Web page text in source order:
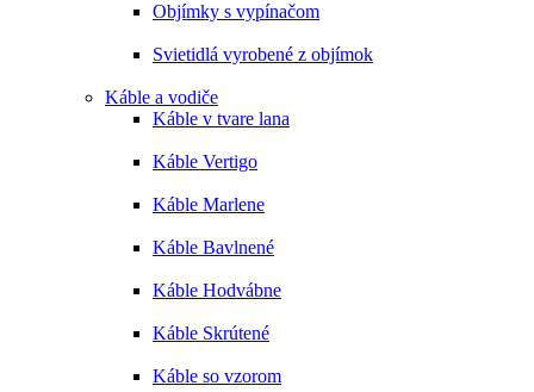
Objímky s vypínačom
Svietidlá vyrobené z objímok
Káble a vodiče
Káble v tvare lana
Káble Vertigo
Káble Marlene
Káble Bavlnené
Káble Hodvábne
Káble Skrútené
Káble so vzorom